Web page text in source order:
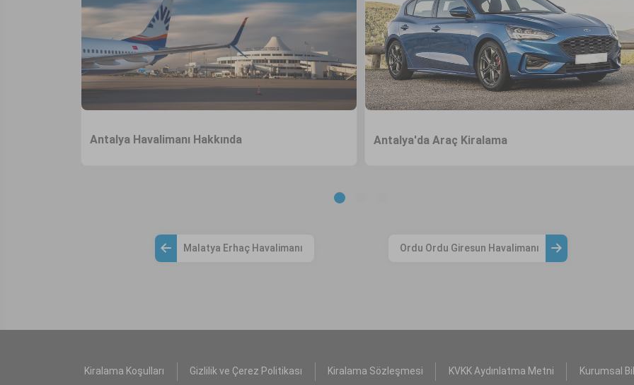
Antalya Havalimanı Hakkında Antalya'da Araç Kiralama
Malatya Erhaç Havalimanı Ordu Ordu Giresun Havalimanı
Kiralama Koşulları Gizlilik ve Çerez Politikası Kiralama Sözleşmesi KVKK Aydınlatma Metni Kurumsal